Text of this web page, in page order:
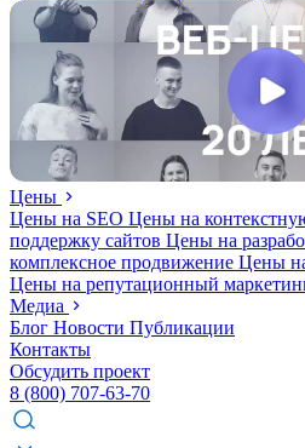
Цены
Цены на SEO Цены на
поддержку сайтов Цены на
комплексное продвижение Цены
Цены на репутационный
Медиа
Блог Новости Публикации
Контакты
Обсудить проект
8 (800) 707-63-70